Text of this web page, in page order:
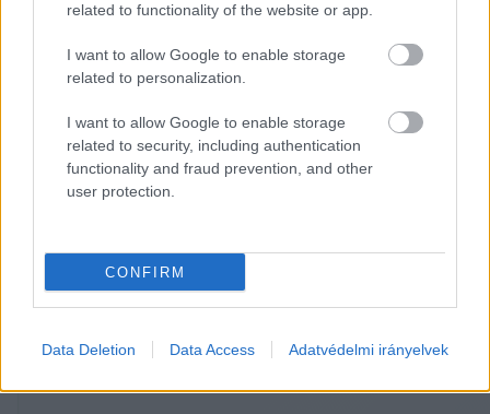
related to functionality of the website or app.
I want to allow Google to enable storage
related to personalization.
I want to allow Google to enable storage
related to security, including authentication
functionality and fraud prevention, and other
user protection.
CONFIRM
Data Deletion Data Access Adatvédelmi irányelvek
a gyümölcs- és zöldségléé 14,5,
a csokoládé és kakaóé 13,8,
a tejtermékeké 10,9 százalékkal.